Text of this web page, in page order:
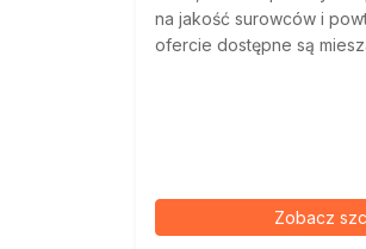
na jakość surowców i
ofercie dostępne są
Zobacz